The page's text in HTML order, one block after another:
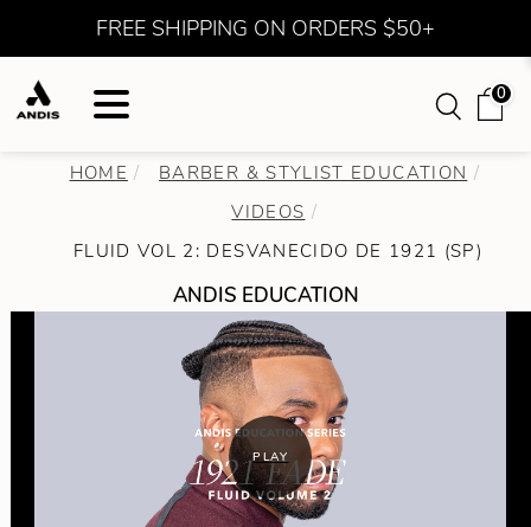
FREE SHIPPING ON ORDERS $50+
0
HOME
BARBER & STYLIST EDUCATION
VIDEOS
FLUID VOL 2: DESVANECIDO DE 1921 (SP)
ANDIS EDUCATION
PLAY